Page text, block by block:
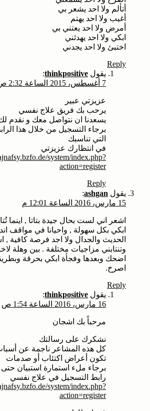
أتألم ولا احد يشعر بي
أغيب ولا احد يهتم
أمرض ولا احد يعتني بي
ابكي ولا احد يهدئني
اختبئ ولا احد يجدني
Reply
يقول thinkpositive
:
7 أغسطس، 2015 الساعة 2:32 ص
عزيزتي عبير
يرحب بك فريق علاج نفسي
يسعدنا ان نتواصل معك و نقدم
برجاء التسجيل من خلال هذا
التي تناسبك
في انتظارك عزيزتي
system/index.php?
action=register
Reply
يقول ashgan
:
15 مارس، 2016 الساعة 12:01 م
اشعر اني لست بحال جيدة بتاتا , اينما
ابكي بكل سهولة , واحيانا في مواقف
الحديث والجدال ولا اجد فرصة كافية ,
وتنتابني مزاجيات مختلفة . بين وهلة
اضحك وبعدها وفجأة ابكي بحرقة
اصرخ.
Reply
يقول thinkpositive
:
16 مارس، 2016 الساعة 1:54 ص
مرحباً بك اشجان
نشكرك على رسالتك
كل هذه المشاعر ناجمة عن
تكون أعراض اكتئاب أو صدمات
برجاء ملء استمارة استبيان
رابط التسجيل في علاج نفسي
system/index.php?
action=register